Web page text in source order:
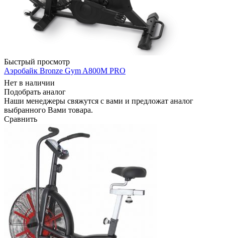
Быстрый просмотр
Аэробайк Bronze Gym A800M PRO
Нет в наличии
Подобрать аналог
Наши менеджеры свяжутся с вами и предложат аналог
выбранного Вами товара.
Сравнить